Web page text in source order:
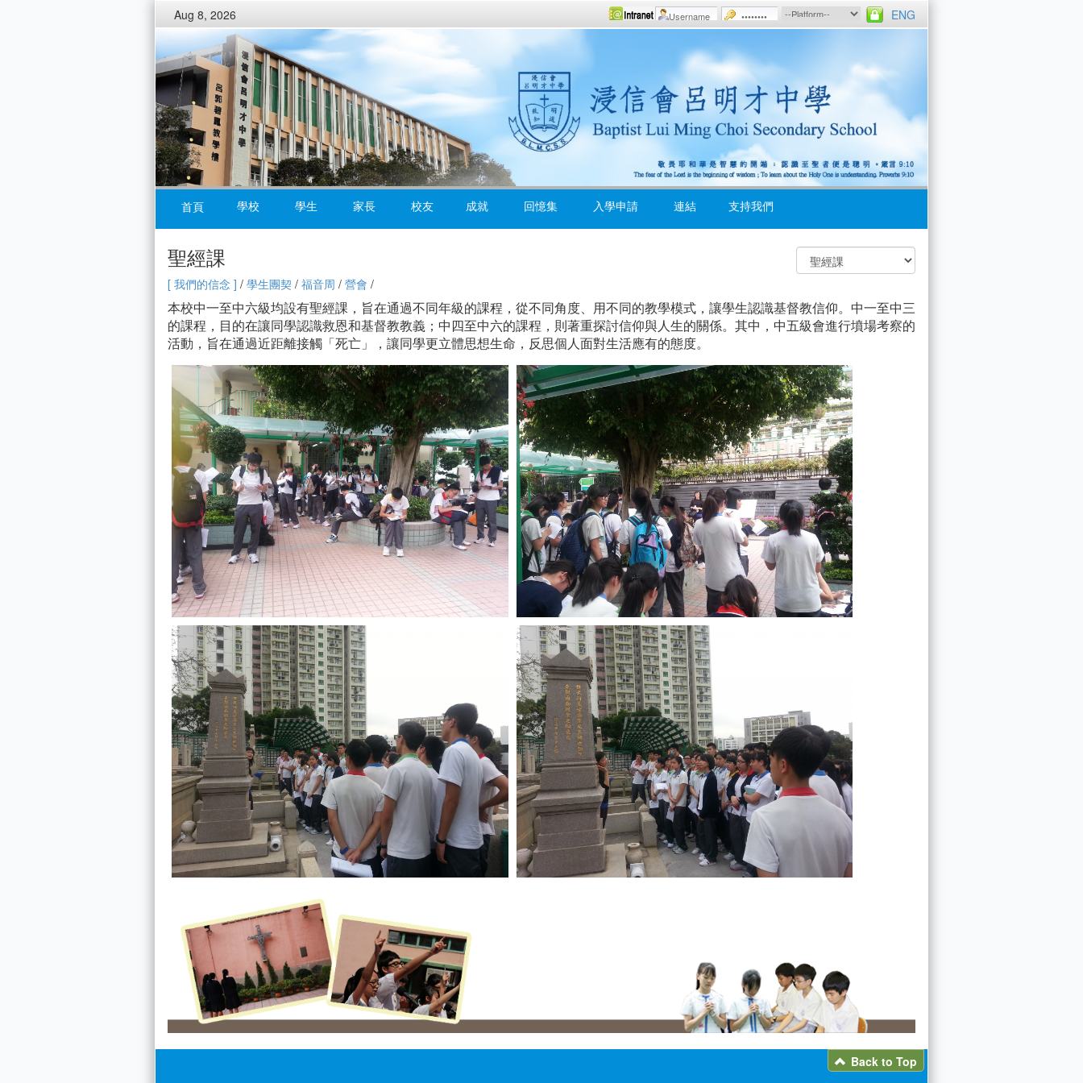
Aug 8, 2026 ENG
首頁 學校 學生 家長 校友 成就 回憶集 入學申請 連結 支持我們
聖經課
[ 我們的信念 ] / 學生團契 / 福音周 / 營會 /
本校中一至中六級均設有聖經課，旨在通過不同年級的課程，從不同角度、用不同的教學模式，讓學生認識基督教信仰。中一至中三
的課程，目的在讓同學認識救恩和基督教教義；中四至中六的課程，則著重探討信仰與人生的關係。其中，中五級會進行墳場考察的
活動，旨在通過近距離接觸「死亡」，讓同學更立體思想生命，反思個人面對生活應有的態度。
Back to Top